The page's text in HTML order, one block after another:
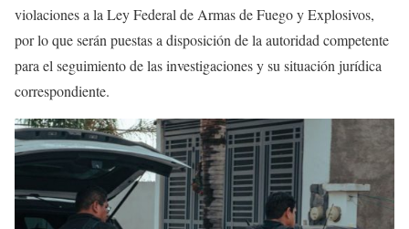
violaciones a la Ley Federal de Armas de Fuego y Explosivos,
por lo que serán puestas a disposición de la autoridad competente
para el seguimiento de las investigaciones y su situación jurídica
correspondiente.